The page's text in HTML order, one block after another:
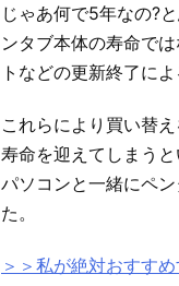
じゃあ何で5年なの?
ンタブ本体の寿命で
トなどの更新終了によ
これらにより買い替
寿命を迎えてしまう
パソコンと一緒にペ
た。
＞＞私が絶対おすす